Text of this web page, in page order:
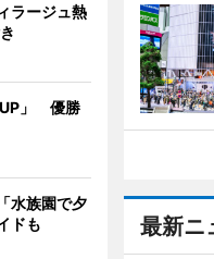
最新ニ
ラージュ熱
」 優勝
水族園で夕
ドも